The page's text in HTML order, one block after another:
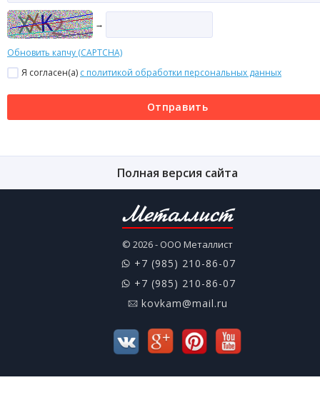
→
Обновить капчу (CAPTCHA)
Я согласен(a) с политикой обработки персональных данных
Отправить
Полная версия сайта
Металлист
© 2026 - ООО Металлист
+7 (985) 210-86-07
+7 (985) 210-86-07
kovkam@mail.ru